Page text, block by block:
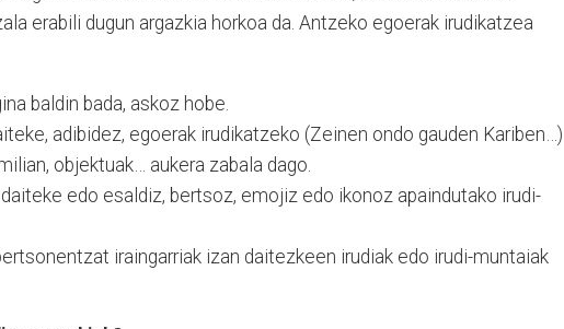
erabili dugun argazkia horkoa da. Antzeko egoerak irudikatzea
baldin bada, askoz hobe.
adibidez, egoerak irudikatzeko (Zeinen ondo gauden Kariben…)
objektuak… aukera zabala dago.
edo esaldiz, bertsoz, emojiz edo ikonoz apaindutako irudi-
iraingarriak izan daitezkeen irudiak edo irudi-muntaiak